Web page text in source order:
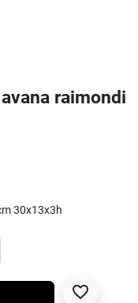
raimondi
30x13x3h
favorite_border